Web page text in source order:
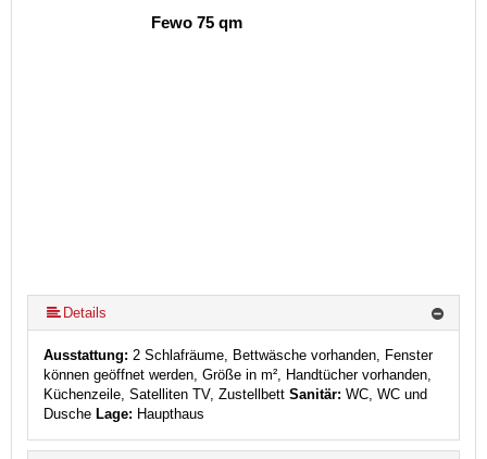
Fewo 75 qm
Details
Ausstattung: 2 Schlafräume, Bettwäsche vorhanden, Fenster
können geöffnet werden, Größe in m², Handtücher vorhanden,
Küchenzeile, Satelliten TV, Zustellbett Sanitär: WC, WC und
Dusche Lage: Haupthaus